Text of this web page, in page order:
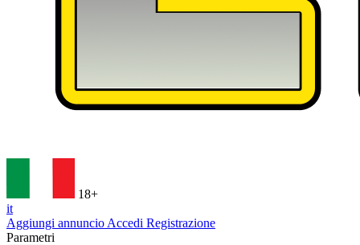
18+
it
Aggiungi annuncio Accedi Registrazione
Parametri